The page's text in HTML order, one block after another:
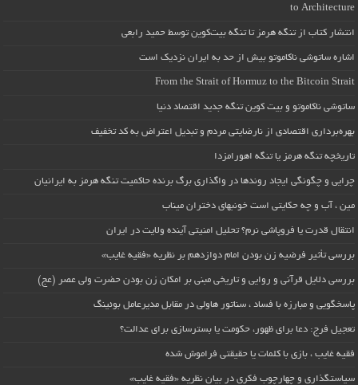
to Architecture
انتشار کتاب از تنگه هرمز تا تنگه بیت‌کوین توسط حمید رابعی
اشاره ساتوشی ناکاموتو بیش از حد به ایران نزدیک است
From the Strait of Hormuz to the Bitcoin Strait
ساتوشی ناکاموتو و بیت کوین تنگه جدید اقتصاد دنیا
بهره‌برداری اقتصادی از نارضایتی مردم و تبدیل اعتراض به کد تخفیف
تاریخچه تنگه هرمز یا تنگه اهورامزدا
چرایی و چگونگی ایجاد روندها در واگذاری برگ برنده حاکمیت تنگه هرمز به ایرانیان
مین ، آب و چه حکایتی است خونبهای دختران میناب
انتقال قدرت یا فروپاشی نرم؟ تحلیل امنیتی آینده ولایت در ایران
بررسی تأثیر فرضیه زن بودن امام دوازدهم بر نظریه «فقیه غایب»
بررسی دلایل قرآنی و روایی و تاریخی مبنی بر امکان زن بودن حضرت ولی عصر (عج)
پاسخگویی و مبارزه با فساد ، سناتور هاولی در مقابل مدیرعامل بوئینگ
تعجیل فرج: دعا برای ظهور، حکومت یا بسترسازی برای عدالت؟
فقیه غایب ، بازی با کلمات یا حقیقتی فراموش شده
سیاستگذاری و چهارچوب فکری در بیان نظریه «فقیه غایب»